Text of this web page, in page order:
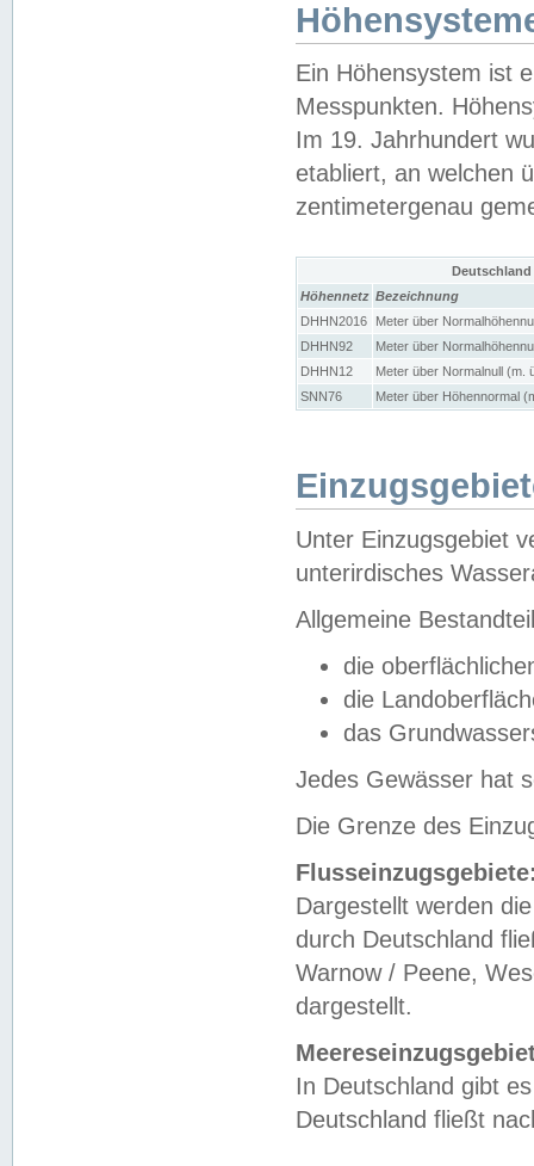
Ein Höhensystem ist
Messpunkten.
Im 19. Jahrhundert
etabliert, an welchen
zentimetergenau
Höhennetz Bezeichnung
DHHN2016
Meter über
DHHN92
Meter über
DHHN12
Meter über Normalnull (m.
SNN76
Meter über Höhennormal
Unter Einzugsgebiet
unterirdisches
Allgemeine
die
die
das
Jedes Gewässer hat
Die Grenze des
Dargestellt werden
durch Deutschland
Warnow / Peene,
dargestellt.
In Deutschland gibt
Deutschland fließt